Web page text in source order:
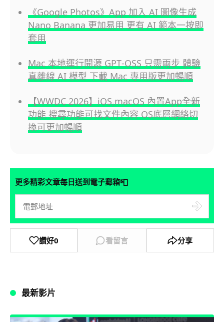
《Google Photos》App 加入 AI 圖像生成
Nano Banana 更加易用 更有 AI 範本一按即
套用
Mac 本地運行開源 GPT‑OSS 只需兩步 體驗
真離線 AI 模型 下載 Mac 專用版更加暢順
【WWDC 2026】iOS,macOS 內置App全新
功能 搜尋功能可找文件內容 OS底層網絡切
換可更加暢順
更多精彩文章每日送到電子郵箱📮
讚好0 看留言 分享
最新影片